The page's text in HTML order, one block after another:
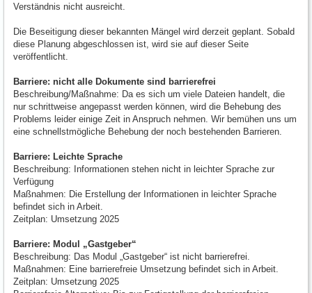
Verständnis nicht ausreicht.
Die Beseitigung dieser bekannten Mängel wird derzeit geplant. Sobald
diese Planung abgeschlossen ist, wird sie auf dieser Seite
veröffentlicht.
Barriere: nicht alle Dokumente sind barrierefrei
Beschreibung/Maßnahme: Da es sich um viele Dateien handelt, die
nur schrittweise angepasst werden können, wird die Behebung des
Problems leider einige Zeit in Anspruch nehmen. Wir bemühen uns um
eine schnellstmögliche Behebung der noch bestehenden Barrieren.
Barriere: Leichte Sprache
Beschreibung: Informationen stehen nicht in leichter Sprache zur
Verfügung
Maßnahmen: Die Erstellung der Informationen in leichter Sprache
befindet sich in Arbeit.
Zeitplan: Umsetzung 2025
Barriere: Modul „Gastgeber“
Beschreibung: Das Modul „Gastgeber“ ist nicht barrierefrei.
Maßnahmen: Eine barrierefreie Umsetzung befindet sich in Arbeit.
Zeitplan: Umsetzung 2025